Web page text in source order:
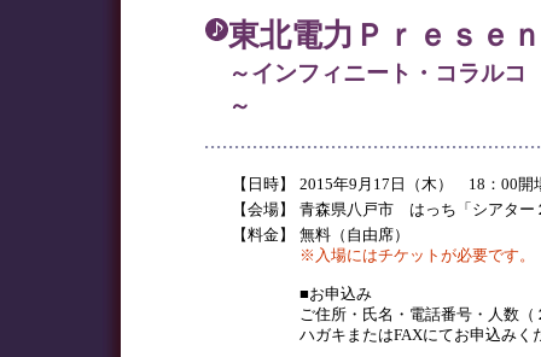
東北電力Ｐｒｅｓｅ
～インフィニート・コラル
～
【日時】
2015年9月17日（木） 18：00
【会場】
青森県八戸市 はっち「シアター
【料金】
無料（自由席）
※入場にはチケットが必要です。
■お申込み
ご住所・氏名・電話番号・人数
ハガキまたはFAXにてお申込みく